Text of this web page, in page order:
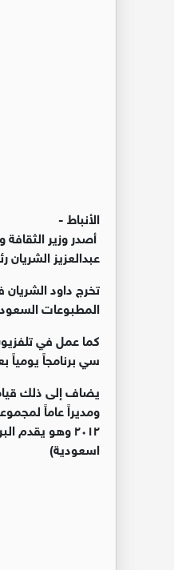
الأنباط -
أصدر وزير
عبدالعزيز الشريان
المطبوعات
كما عمل في
سي برنامجاً يومياً
يضاف إلى ذلك
ومديراً عاماً
٢٠١٢ وهو
اسعودية)